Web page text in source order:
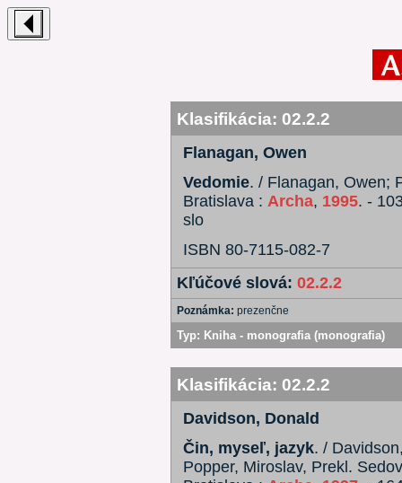
Klasifikácia: 02.2.2
Flanagan, Owen
Vedomie. / Flanagan, Owen;
Bratislava : Archa, 1995. -
slo
ISBN 80-7115-082-7
Kľúčové slová: 02.2.2
Poznámka: prezenčne
Typ: Kniha - monografia (monografia)
Klasifikácia: 02.2.2
Davidson, Donald
Čin, myseľ, jazyk. /
Popper, Miroslav, Prekl.